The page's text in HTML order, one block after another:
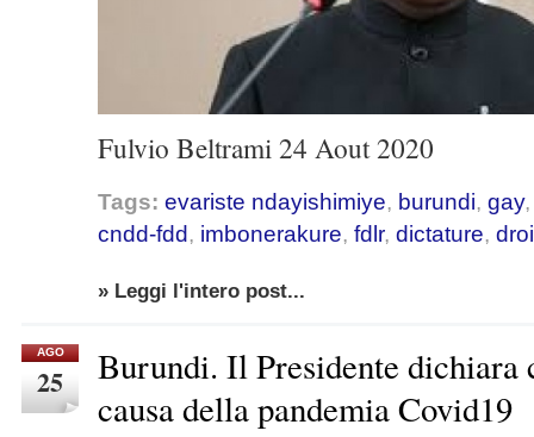
Fulvio Beltrami 24 Aout 2020
Tags: evariste ndayishimiye, burundi, gay
cndd-fdd, imbonerakure, fdlr, dictature,
» Leggi l'intero post...
AGO
25
Burundi. Il Presidente dichiara
causa della pandemia Covid19